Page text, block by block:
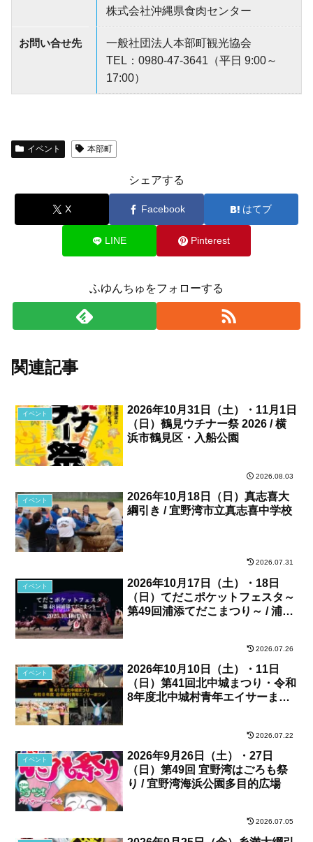
株式会社沖縄県食肉センター
お問い合せ先
一般社団法人本部町観光協会
TEL：0980-47-3641（平日 9:00～
17:00）
イベント 本部町
シェアする
X Facebook はてブ
LINE Pinterest
ふゆんちゅをフォローする
関連記事
イベント
2026年10月31日（土）・11月1日
（日）鶴見ウチナー祭 2026 / 横
浜市鶴見区・入船公園
2026.08.03
イベント
2026年10月18日（日）真志喜大
綱引き / 宜野湾市立真志喜中学校
2026.07.31
イベント
2026年10月17日（土）・18日
（日）てだこポケットフェスタ～
第49回浦添てだこまつり～ / 浦添
2026.07.26
イベント
2026年10月10日（土）・11日
（日）第41回北中城まつり・令和
8年度北中城村青年エイサーまつ
2026.07.22
イベント
2026年9月26日（土）・27日
（日）第49回 宜野湾はごろも祭
り / 宜野湾海浜公園多目的広場
2026.07.05